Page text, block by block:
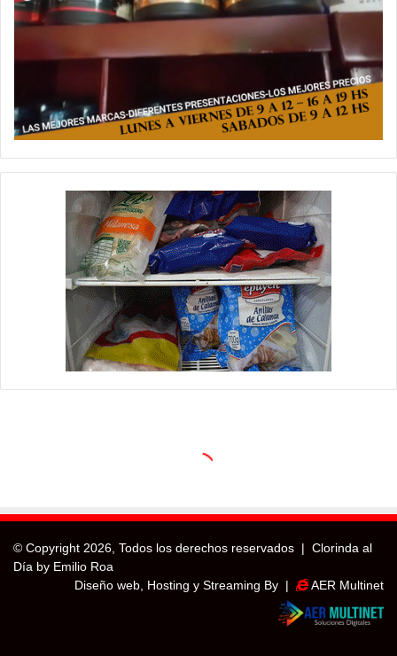
© Copyright 2026, Todos los derechos reservados | Clorinda al
Día by Emilio Roa
Diseño web, Hosting y Streaming By |
AER Multinet